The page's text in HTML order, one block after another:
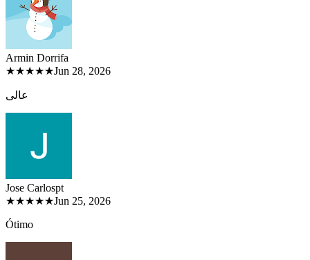
Armin Dorrifa
★★★★★Jun 28, 2026
عالی
Jose Carlospt
★★★★★Jun 25, 2026
Ótimo